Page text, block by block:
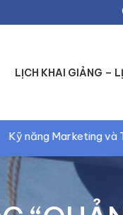
LỊCH KHAI GIẢNG –
thông